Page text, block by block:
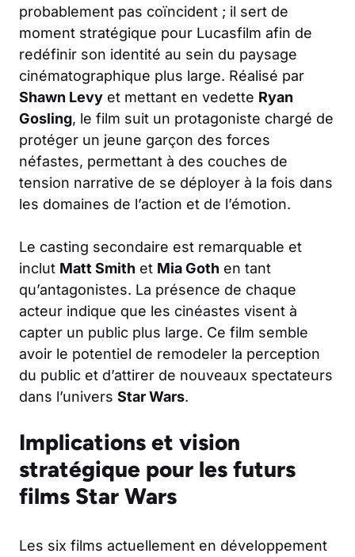
probablement pas coïncident ; il sert de
moment stratégique pour Lucasfilm afin de
redéfinir son identité au sein du paysage
cinématographique plus large. Réalisé par
Shawn Levy et mettant en vedette Ryan
Gosling, le film suit un protagoniste chargé de
protéger un jeune garçon des forces
néfastes, permettant à des couches de
tension narrative de se déployer à la fois dans
les domaines de l’action et de l’émotion.
Le casting secondaire est remarquable et
inclut Matt Smith et Mia Goth en tant
qu’antagonistes. La présence de chaque
acteur indique que les cinéastes visent à
capter un public plus large. Ce film semble
avoir le potentiel de remodeler la perception
du public et d’attirer de nouveaux spectateurs
dans l’univers Star Wars.
Implications et vision
stratégique pour les futurs
films Star Wars
Les six films actuellement en développement